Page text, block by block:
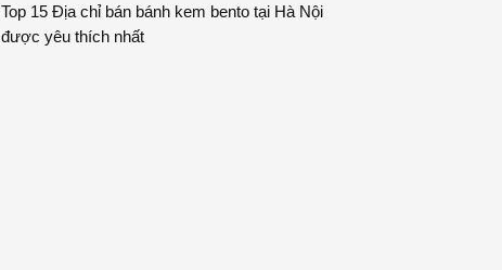
Top 15 Địa chỉ bán bánh kem bento tại Hà Nội
được yêu thích nhất